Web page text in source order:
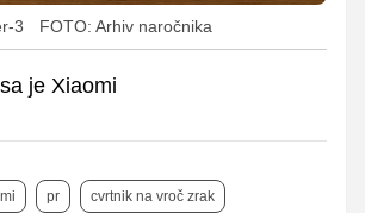
3 FOTO: Arhiv naročnika
je Xiaomi
pr cvrtnik na vroč zrak